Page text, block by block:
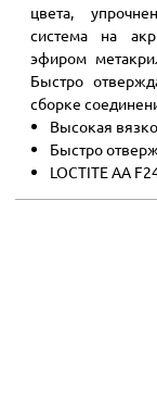
цвета,
система на
эфиром
Быстро
сборке
Высокая
Быстро
LOCTITE AA